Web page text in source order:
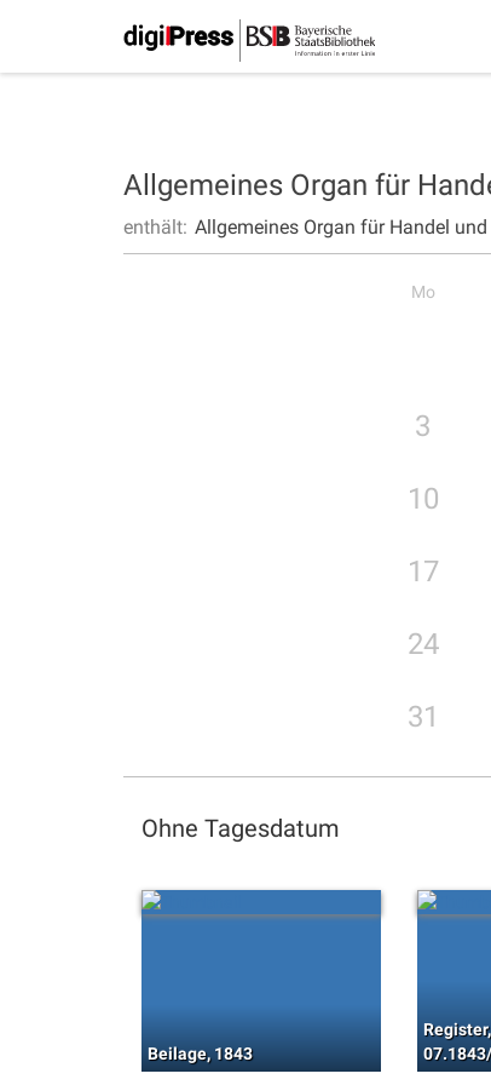
Allgemeines Organ für
enthält: Allgemeines Organ für Handel
Mo
3
10
17
24
31
Ohne Tagesdatum
Beilage, 1843
Register,